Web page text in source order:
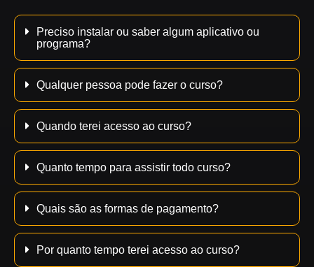
Preciso instalar ou saber algum aplicativo ou
programa?
Qualquer pessoa pode fazer o curso?
Quando terei acesso ao curso?
Quanto tempo para assistir todo curso?
Quais são as formas de pagamento?
Por quanto tempo terei acesso ao curso?